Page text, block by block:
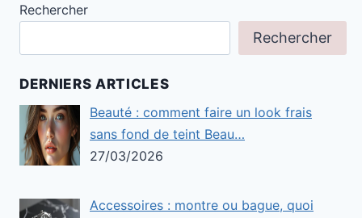
Rechercher
Rechercher
DERNIERS ARTICLES
Beauté : comment faire un look frais
sans fond de teint Beau…
27/03/2026
Accessoires : montre ou bague, quoi